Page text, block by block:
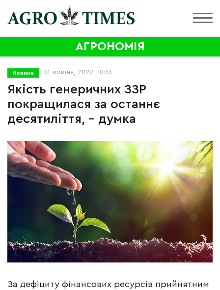
АГРОНОМІЯ
Новина 31 жовтня, 2022, 10:43
Якість генеричних ЗЗР
покращилася за останнє
десятиліття, – думка
За дефіциту фінансових ресурсів прийнятним